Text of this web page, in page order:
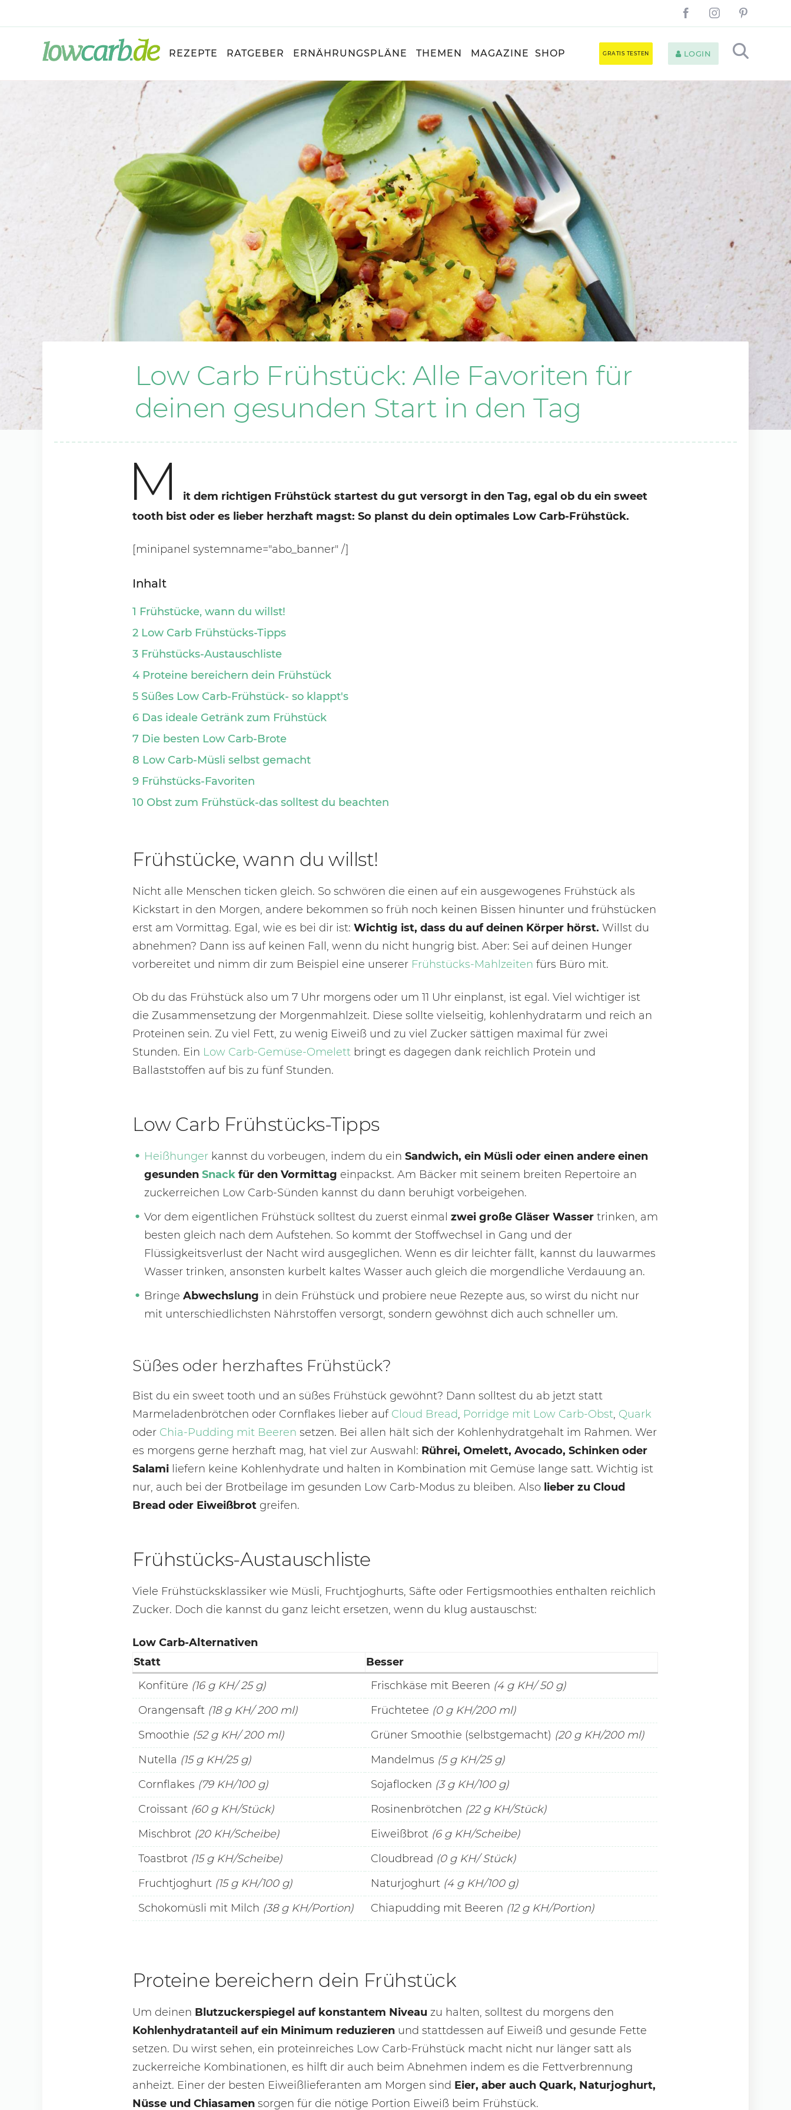
REZEPTE RATGEBER ERNÄHRUNGSPLÄNE THEMEN MAGAZINE SHOP GRATIS TESTEN LOGIN
Low Carb Frühstück: Alle Favoriten für
deinen gesunden Start in den Tag
M
it dem richtigen Frühstück startest du gut versorgt in den Tag, egal ob du ein sweet
tooth bist oder es lieber herzhaft magst: So planst du dein optimales Low Carb-Frühstück.
[minipanel systemname="abo_banner" /]
Inhalt
1 Frühstücke, wann du willst!
2 Low Carb Frühstücks-Tipps
3 Frühstücks-Austauschliste
4 Proteine bereichern dein Frühstück
5 Süßes Low Carb-Frühstück- so klappt's
6 Das ideale Getränk zum Frühstück
7 Die besten Low Carb-Brote
8 Low Carb-Müsli selbst gemacht
9 Frühstücks-Favoriten
10 Obst zum Frühstück-das solltest du beachten
Frühstücke, wann du willst!
Nicht alle Menschen ticken gleich. So schwören die einen auf ein ausgewogenes Frühstück als
Kickstart in den Morgen, andere bekommen so früh noch keinen Bissen hinunter und frühstücken
erst am Vormittag. Egal, wie es bei dir ist:Wichtig ist, dass du auf deinen Körper hörst.Willst du
abnehmen? Dann iss auf keinen Fall, wenn du nicht hungrig bist. Aber: Sei auf deinen Hunger
vorbereitet und nimm dir zum Beispiel eine unserer Frühstücks-Mahlzeiten fürs Büro mit.
Ob du das Frühstück also um 7 Uhr morgens oder um 11 Uhr einplanst, ist egal. Viel wichtiger ist
die Zusammensetzung der Morgenmahlzeit. Diese sollte vielseitig, kohlenhydratarm und reich an
Proteinen sein. Zu viel Fett, zu wenig Eiweiß und zu viel Zucker sättigen maximal für zwei
Stunden. Ein Low Carb-Gemüse-Omelett bringt es dagegen dank reichlich Protein und
Ballaststoffen auf bis zu fünf Stunden.
Low Carb Frühstücks-Tipps
Heißhunger kannst du vorbeugen, indem du einSandwich, ein Müsli oder einen andere einen
gesundenSnack für den Vormittag einpackst. Am Bäcker mit seinem breiten Repertoire an
zuckerreichen Low Carb-Sünden kannst du dann beruhigt vorbeigehen.
Vor dem eigentlichen Frühstück solltest du zuerst einmal zwei große Gläser Wasser trinken, am
besten gleich nach dem Aufstehen. So kommt der Stoffwechsel in Gang und der
Flüssigkeitsverlust der Nacht wird ausgeglichen. Wenn es dir leichter fällt, kannst du lauwarmes
Wasser trinken, ansonsten kurbelt kaltes Wasser auch gleich die morgendliche Verdauung an.
BringeAbwechslung in dein Frühstück und probiere neue Rezepte aus, so wirst du nicht nur
mit unterschiedlichsten Nährstoffen versorgt, sondern gewöhnst dich auch schneller um.
Süßes oder herzhaftes Frühstück?
Bist du ein sweet tooth und an süßes Frühstück gewöhnt? Dann solltest du ab jetzt statt
Marmeladenbrötchen oder Cornflakes lieber auf Cloud Bread, Porridge mit Low Carb-Obst, Quark
oder Chia-Pudding mit Beeren setzen. Bei allen hält sich der Kohlenhydratgehalt im Rahmen. Wer
es morgens gerne herzhaft mag, hat viel zur Auswahl: Rührei, Omelett, Avocado, Schinken oder
Salami liefern keine Kohlenhydrate und halten in Kombination mit Gemüse lange satt. Wichtig ist
nur, auch bei der Brotbeilage im gesunden Low Carb-Modus zu bleiben. Also lieber zu Cloud
Bread oder Eiweißbrot greifen.
Frühstücks-Austauschliste
Viele Frühstücksklassiker wie Müsli, Fruchtjoghurts, Säfte oder Fertigsmoothies enthalten reichlich
Zucker. Doch die kannst du ganz leicht ersetzen, wenn du klug austauschst:
Low Carb-Alternativen
Statt
Besser
Konfitüre (16 g KH/ 25 g) Frischkäse mit Beeren (4 g KH/ 50 g)
Orangensaft (18 g KH/ 200 ml) Früchtetee (0 g KH/200 ml)
Smoothie (52 g KH/ 200 ml) Grüner Smoothie (selbstgemacht) (20 g KH/200 ml)
Nutella (15 g KH/25 g) Mandelmus (5 g KH/25 g)
Cornflakes (79 KH/100 g) Sojaflocken (3 g KH/100 g)
Croissant (60 g KH/Stück) Rosinenbrötchen (22 g KH/Stück)
Mischbrot (20 KH/Scheibe) Eiweißbrot (6 g KH/Scheibe)
Toastbrot (15 g KH/Scheibe) Cloudbread (0 g KH/ Stück)
Fruchtjoghurt (15 g KH/100 g) Naturjoghurt (4 g KH/100 g)
Schokomüsli mit Milch (38 g KH/Portion) Chiapudding mit Beeren (12 g KH/Portion)
Proteine bereichern dein Frühstück
Um deinen Blutzuckerspiegel auf konstantem Niveau zu halten, solltest du morgens den
Kohlenhydratanteil auf ein Minimum reduzieren und stattdessen auf Eiweiß und gesunde Fette
setzen. Du wirst sehen, ein proteinreiches Low Carb-Frühstück macht nicht nur länger satt als
zuckerreiche Kombinationen, es hilft dir auch beim Abnehmen indem es die Fettverbrennung
anheizt. Einer der besten Eiweißlieferanten am Morgen sind Eier, aber auch Quark, Naturjoghurt,
Nüsse und Chiasamensorgen für die nötige Portion Eiweiß beim Frühstück.